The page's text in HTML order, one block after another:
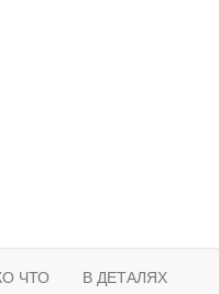
ЧТО
В ДЕТАЛЯХ